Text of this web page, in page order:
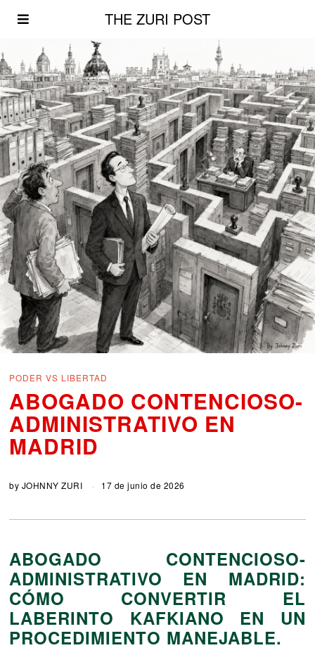
PODER VS LIBERTAD
ABOGADO CONTENCIOSO-
ADMINISTRATIVO EN
MADRID
THE ZURI POST
by JOHNNY ZURI 17 de junio de 2026
ABOGADO CONTENCIOSO-
ADMINISTRATIVO EN MADRID:
CÓMO CONVERTIR EL
LABERINTO KAFKIANO EN UN
PROCEDIMIENTO MANEJABLE.